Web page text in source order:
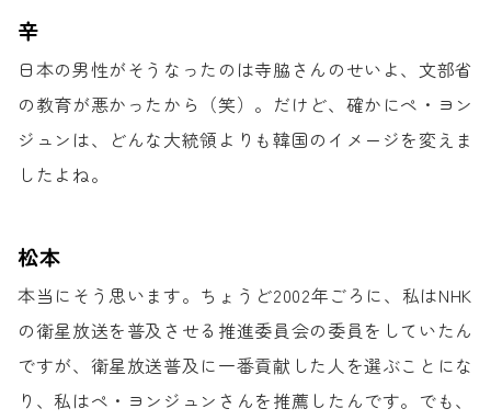
辛
日本の男性がそうなったのは寺脇さんのせいよ、 文部省
の教育が悪かったから（笑）。 だけど、確かにペ・ヨン
ジュンは、
どんな大統領よりも韓国のイメージを変えま
したよね。
松本
本当にそう思います。 ちょうど2002年ごろに、 私はNHK
の衛星放送を普及させる 推進委員会の委員をしていたん
ですが、 衛星放送普及に一番貢献した人を選ぶことにな
り、私はペ・ヨンジュンさんを推薦したんです。 でも、